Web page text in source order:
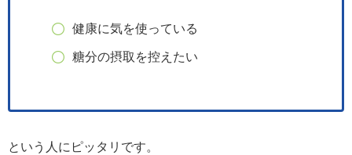
健康に気を使っている
糖分の摂取を控えたい
という人にピッタリです。